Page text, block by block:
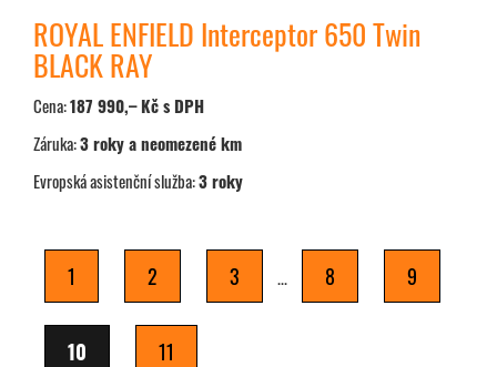
ROYAL ENFIELD Interceptor 650 Twin
BLACK RAY
Cena:187 990,– Kč s DPH
Záruka:3 roky a neomezené km
Evropská asistenční služba:3 roky
1 2 3 ... 8 9
10 11